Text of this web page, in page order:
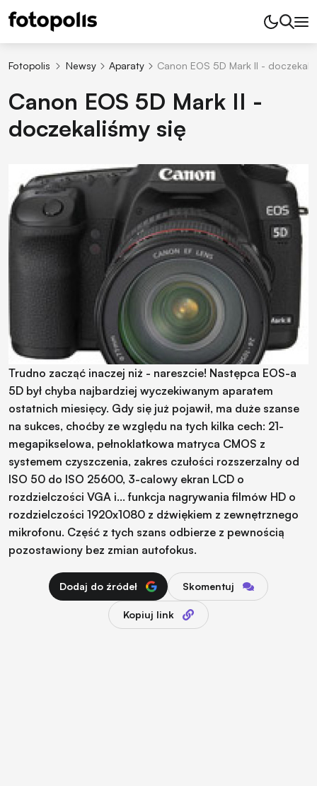
Fotopolis Newsy Aparaty Canon EOS 5D Mark II -
Canon EOS 5D Mark II -
doczekaliśmy się
Trudno zacząć inaczej niż - nareszcie! Następca EOS-a
5D był chyba najbardziej wyczekiwanym aparatem
ostatnich miesięcy. Gdy się już pojawił, ma duże szanse
na sukces, choćby ze względu na tych kilka cech: 21-
megapikselowa, pełnoklatkowa matryca CMOS z
systemem czyszczenia, zakres czułości rozszerzalny od
ISO 50 do ISO 25600, 3-calowy ekran LCD o
rozdzielczości VGA i... funkcja nagrywania filmów HD o
rozdzielczości 1920x1080 z dźwiękiem z zewnętrznego
mikrofonu. Część z tych szans odbierze z pewnością
pozostawiony bez zmian autofokus.
Dodaj do źródeł Skomentuj
Kopiuj link